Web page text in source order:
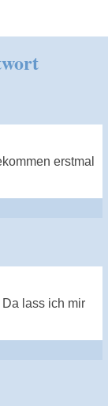
erstmal
lass ich mir